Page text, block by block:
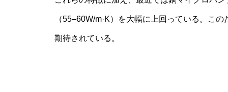
（55–60W/m·K）を大幅に上回っている。こ
期待されている。